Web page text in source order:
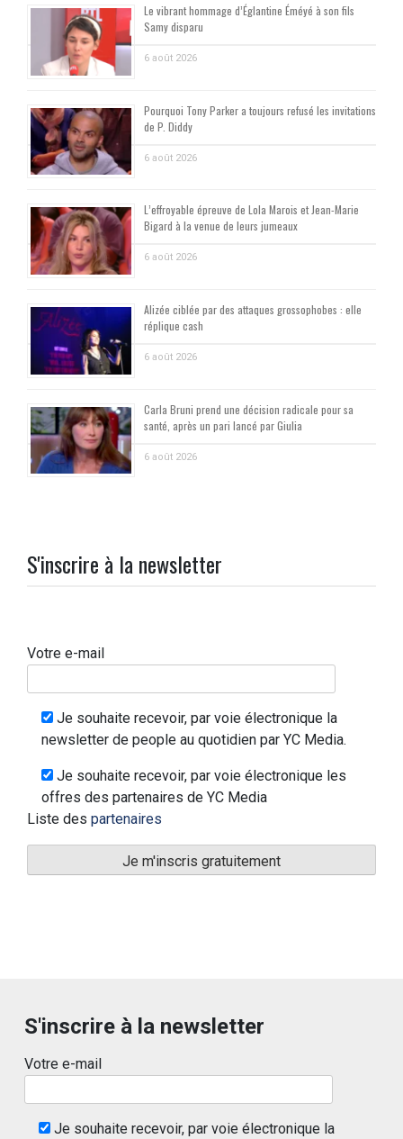
Le vibrant hommage d’Églantine Éméyé à son fils
Samy disparu
6 août 2026
Pourquoi Tony Parker a toujours refusé les invitations
de P. Diddy
6 août 2026
L’effroyable épreuve de Lola Marois et Jean-Marie
Bigard à la venue de leurs jumeaux
6 août 2026
Alizée ciblée par des attaques grossophobes : elle
réplique cash
6 août 2026
Carla Bruni prend une décision radicale pour sa
santé, après un pari lancé par Giulia
6 août 2026
S'inscrire à la newsletter
Votre e-mail
Je souhaite recevoir, par voie électronique la
newsletter de people au quotidien par YC Media.
Je souhaite recevoir, par voie électronique les
offres des partenaires de YC Media
Liste des partenaires
S'inscrire à la newsletter
Votre e-mail
Je souhaite recevoir, par voie électronique la